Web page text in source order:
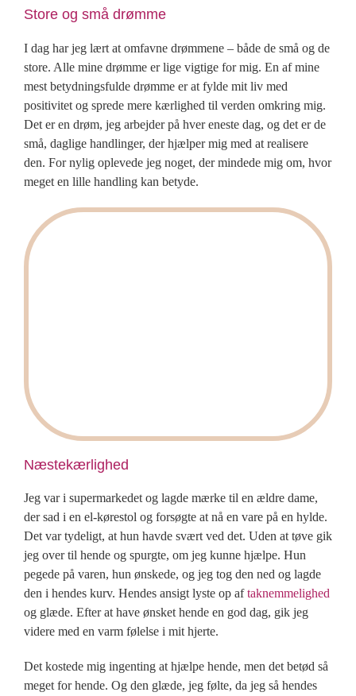
Store og små drømme
I dag har jeg lært at omfavne drømmene – både de små og de
store. Alle mine drømme er lige vigtige for mig. En af mine
mest betydningsfulde drømme er at fylde mit liv med
positivitet og sprede mere kærlighed til verden omkring mig.
Det er en drøm, jeg arbejder på hver eneste dag, og det er de
små, daglige handlinger, der hjælper mig med at realisere
den. For nylig oplevede jeg noget, der mindede mig om, hvor
meget en lille handling kan betyde.
Næstekærlighed
Jeg var i supermarkedet og lagde mærke til en ældre dame,
der sad i en el-kørestol og forsøgte at nå en vare på en hylde.
Det var tydeligt, at hun havde svært ved det. Uden at tøve gik
jeg over til hende og spurgte, om jeg kunne hjælpe. Hun
pegede på varen, hun ønskede, og jeg tog den ned og lagde
den i hendes kurv. Hendes ansigt lyste op aftaknemmelighed
og glæde. Efter at have ønsket hende en god dag, gik jeg
videre med en varm følelse i mit hjerte.
Det kostede mig ingenting at hjælpe hende, men det betød så
meget for hende. Og den glæde, jeg følte, da jeg så hendes